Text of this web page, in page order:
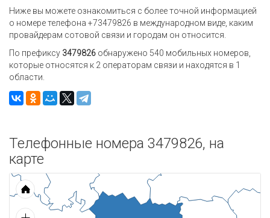
Ниже вы можете ознакомиться с более точной информацией
о номере телефона +73479826 в международном виде, каким
провайдерам сотовой связи и городам он относится.
По префиксу 3479826 обнаружено 540 мобильных номеров,
которые относятся к 2 операторам связи и находятся в 1
области.
Телефонные номера 3479826, на
карте